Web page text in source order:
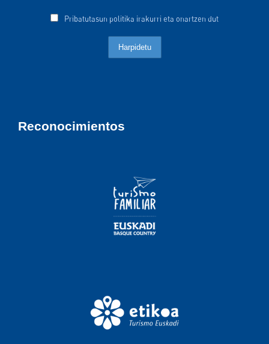
Pribatutasun politika irakurri eta onartzen dut
Reconocimientos